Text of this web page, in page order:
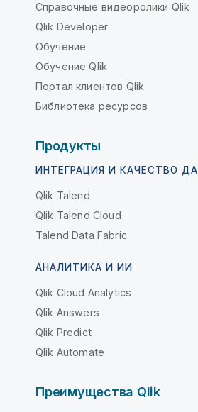
Справочные видеоролики Qlik
Qlik Developer
Обучение
Обучение Qlik
Портал клиентов Qlik
Библиотека ресурсов
Продукты
ИНТЕГРАЦИЯ И КАЧЕСТВО
Qlik Talend
Qlik Talend Cloud
Talend Data Fabric
АНАЛИТИКА И ИИ
Qlik Cloud Analytics
Qlik Answers
Qlik Predict
Qlik Automate
Преимущества Qlik